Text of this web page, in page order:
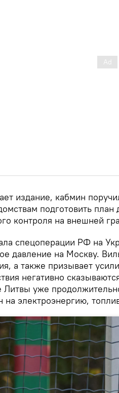
издание, кабмин
подготовить
контроля на внешней
спецоперации РФ на
давление на Москву.
а также призывает
негативно
Литвы уже
на электроэнергию,